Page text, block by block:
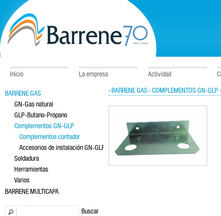
Inicio La empresa Actividad
BARRENE GAS
GN-Gas natural
GLP-Butano-Propano
Complementos GN-GLP
Complementos contador
Accesorios de instalación GN-GLP
Soldadura
Herramientas
Varios
BARRENE MULTICAPA
Buscar
› BARRENE GAS › COMPLEMENTOS GN-GLP